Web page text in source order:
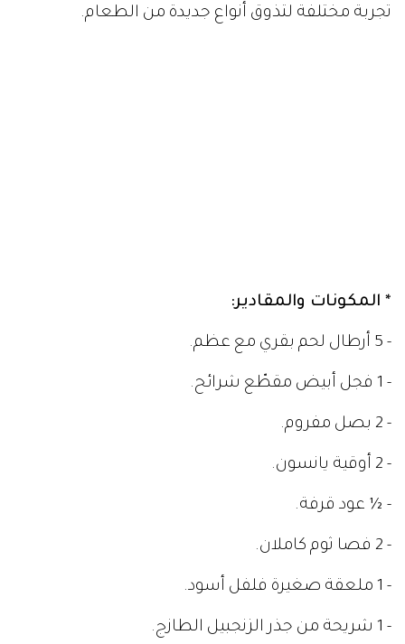
تجربة مختلفة لتذوق أنواع جديدة من الطعام.
* المكونات والمقادير:
- 5 أرطال لحم بقري مع عظم.
- 1 فجل أبيض مقطّع شرائح.
- 2 بصل مفروم.
- 2 أوقية يانسون.
- ½ عود قرفة.
- 2 فصا ثوم كاملان.
- 1 ملعقة صغيرة فلفل أسود.
- 1 شريحة من جذر الزنجبيل الطازج.